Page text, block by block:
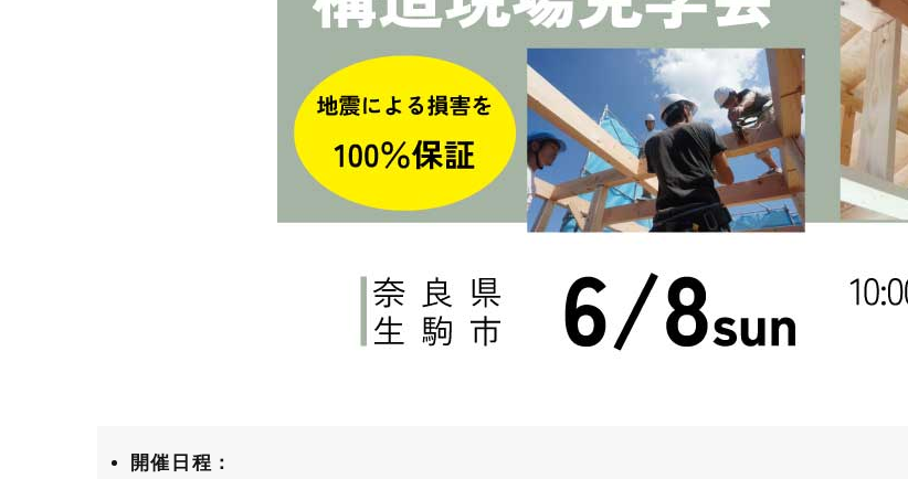
開催日程：